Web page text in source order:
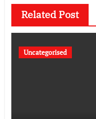
Related Post
Uncategorised